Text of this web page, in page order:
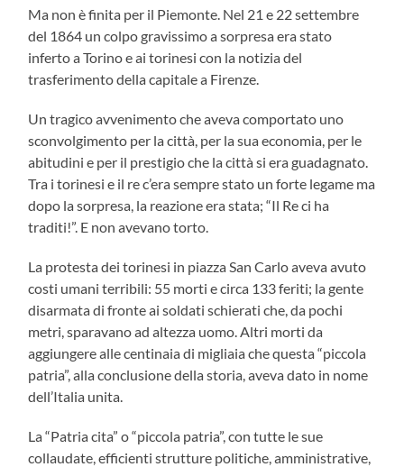
Ma non è finita per il Piemonte. Nel 21 e 22 settembre
del 1864 un colpo gravissimo a sorpresa era stato
inferto a Torino e ai torinesi con la notizia del
trasferimento della capitale a Firenze.
Un tragico avvenimento che aveva comportato uno
sconvolgimento per la città, per la sua economia, per le
abitudini e per il prestigio che la città si era guadagnato.
Tra i torinesi e il re c’era sempre stato un forte legame ma
dopo la sorpresa, la reazione era stata; “Il Re ci ha
traditi!”. E non avevano torto.
La protesta dei torinesi in piazza San Carlo aveva avuto
costi umani terribili: 55 morti e circa 133 feriti; la gente
disarmata di fronte ai soldati schierati che, da pochi
metri, sparavano ad altezza uomo. Altri morti da
aggiungere alle centinaia di migliaia che questa “piccola
patria”, alla conclusione della storia, aveva dato in nome
dell’Italia unita.
La “Patria cita” o “piccola patria”, con tutte le sue
collaudate, efficienti strutture politiche, amministrative,